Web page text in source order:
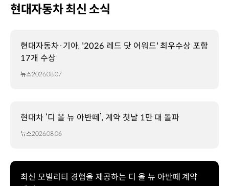
현대자동차 최신 소식
현대자동차·기아, '2026 레드 닷 어워드' 최우수상 포함
17개 수상
뉴스2026.08.07
현대차 ‘디 올 뉴 아반떼’, 계약 첫날 1만 대 돌파
뉴스2026.08.06
최신 모빌리티 경험을 제공하는 디 올 뉴 아반떼 계약